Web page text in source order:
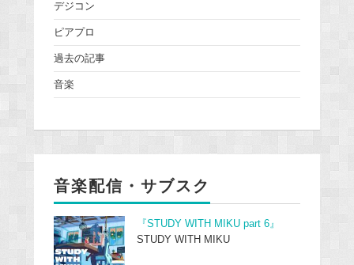
デジコン
ピアプロ
過去の記事
音楽
音楽配信・サブスク
『STUDY WITH MIKU part 6』
STUDY WITH MIKU